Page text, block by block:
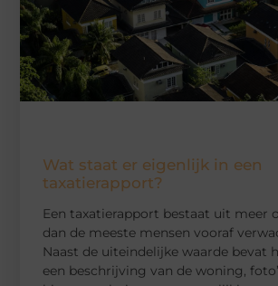
Wat staat er eigenlijk in een
taxatierapport?
Een taxatierapport bestaat uit meer
dan de meeste mensen vooraf
Naast de uiteindelijke waarde bevat
een beschrijving van de woning,